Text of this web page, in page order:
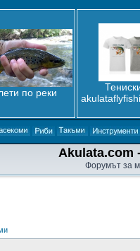
по реки
Akulata.com
Форумът за